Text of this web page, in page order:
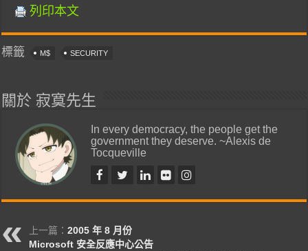
列印本文
標籤 M$ SECURITY
關於 寂寞先生
In every democracy, the people get the
government they deserve. ~Alexis de
Tocqueville
上一篇：2005 年 8 月份
Microsoft 安全反應中心公告